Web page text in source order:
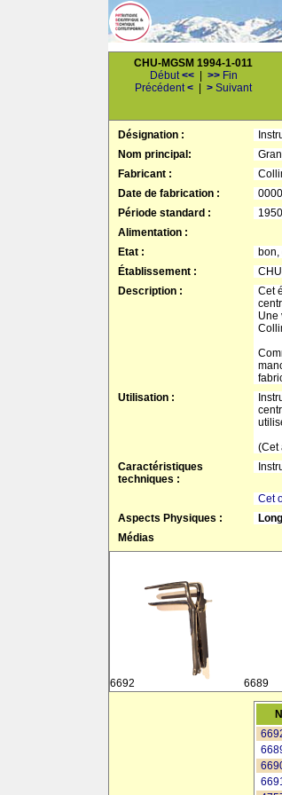
CHU-MGSM 1994-1-011
Début<< >>Fin
Précédent< > Suivant
Désignation :
Nom principal:
Fabricant :
Date de fabrication :
Période standard :
Alimentation :
Etat :
bon,
Établissement :
Description :
Cet
Une
Utilisation :
(Cet
Caractéristiques
techniques :
Cet
Aspects Physiques :
Médias
6692 6689